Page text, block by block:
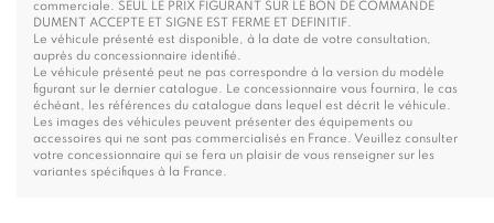
commerciale. SEUL LE PRIX FIGURANT SUR LE BON DE COMMANDE
DUMENT ACCEPTE ET SIGNE EST FERME ET DEFINITIF.
Le véhicule présenté est disponible, à la date de votre consultation,
auprès du concessionnaire identifié.
Le véhicule présenté peut ne pas correspondre à la version du modèle
figurant sur le dernier catalogue. Le concessionnaire vous fournira, le cas
échéant, les références du catalogue dans lequel est décrit le véhicule.
Les images des véhicules peuvent présenter des équipements ou
accessoires qui ne sont pas commercialisés en France. Veuillez consulter
votre concessionnaire qui se fera un plaisir de vous renseigner sur les
variantes spécifiques à la France.